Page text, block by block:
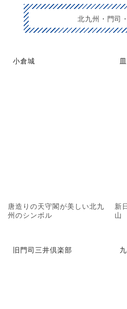
北九州・門司
小倉城
唐造りの天守閣が美しい北九
州のシンボル
新
山
旧門司三井倶楽部